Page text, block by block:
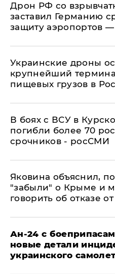
​Дрон РФ со
заставил Германию
защиту аэропортов
Украинские дроны
крупнейший
пищевых грузов в
В боях с ВСУ в
погибли более 70
срочников - росСМИ
Яковина объяснил,
"забыли" о Крыме и
говорить об отказе
Ан-24 с
новые детали
украинского